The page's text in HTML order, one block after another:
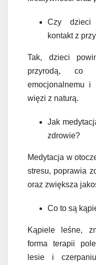
Czy dzieci
kontakt z
Tak, dzieci
przyrodą, co
emocjonalnemu i
więzi z naturą.
Jak
zdrowie?
Medytacja w
stresu, poprawia
oraz zwiększa
Co to są
Kąpiele leśne,
forma terapii
lesie i